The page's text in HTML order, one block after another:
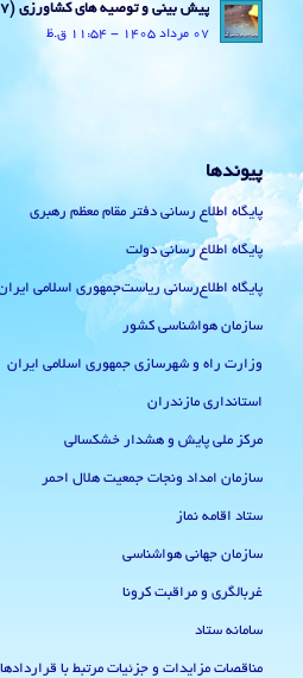
پیش بینی و توصیه های کشاورزی (7 مرداد ۱۴۰۵)
07 مرداد 1405 - 11:54 ق.ظ
پیوندها
پایگاه اطلاع رسانی دفتر مقام معظم رهبری
پایگاه اطلاع رسانی دولت
پایگاه اطلاع‌رسانی ریاست‌جمهوری اسلامی
سازمان هواشناسی کشور
وزارت راه و شهرسازی جمهوری اسلامی ایران
استانداری مازندران
مرکز ملی پایش و هشدار خشکسالی
سازمان امداد ونجات جمعیت هلال احمر
ستاد اقامه نماز
سازمان جهانی هواشناسی
غربالگری و مراقبت کرونا
سامانه ستاد
مناقصات مزایدات و جزئیات مرتبط با